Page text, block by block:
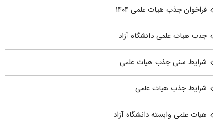
فراخوان جذب هیات علمی ۱۴۰۴
جذب هیات علمی دانشگاه آزاد
شرایط سنی جذب هیات علمی
شرایط جذب هیات علمی
هیات علمی وابسته دانشگاه آزاد